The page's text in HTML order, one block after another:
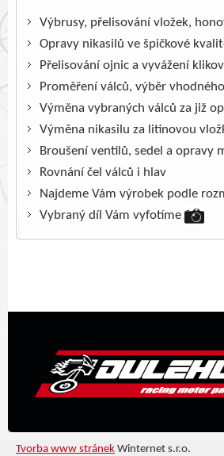
Výbrusy, přelisování vložek,
Opravy nikasilů ve špičkové
Přelisování ojnic a vyvážení
Proměření válců, výběr
Výměna vybraných válců za již
Výměna nikasilu za litinovou
Broušení ventilů, sedel a opravy
Rovnání čel válců i hlav
Najdeme Vám výrobek podle
Vybraný díl Vám vyfotíme
Tvorba www stránek Winternet s.r.o.